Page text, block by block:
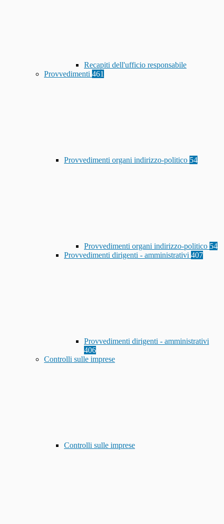
Recapiti dell'ufficio responsabile
Provvedimenti 461
Provvedimenti organi indirizzo-politico 54
Provvedimenti organi indirizzo-politico 54
Provvedimenti dirigenti - amministrativi 407
Provvedimenti dirigenti - amministrativi
406
Controlli sulle imprese
Controlli sulle imprese